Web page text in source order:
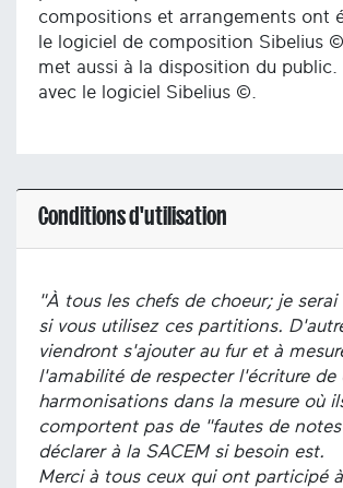
compositions et arrangements ont
le logiciel de composition Sibelius
met aussi à la disposition du public.
avec le logiciel Sibelius ©.
Conditions d'utilisation
"À tous les chefs de choeur; je serai
si vous utilisez ces partitions.
viendront s'ajouter au fur et à
l'amabilité de respecter l'écriture de
harmonisations dans la mesure où
comportent pas de "fautes de
déclarer à la SACEM si besoin est.
Merci à tous ceux qui ont participé